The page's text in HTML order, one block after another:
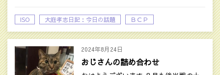
ISO 大庭孝志日記：今日の話題 ＢＣＰ
2024年8月24日
おじさんの詰め合わせ